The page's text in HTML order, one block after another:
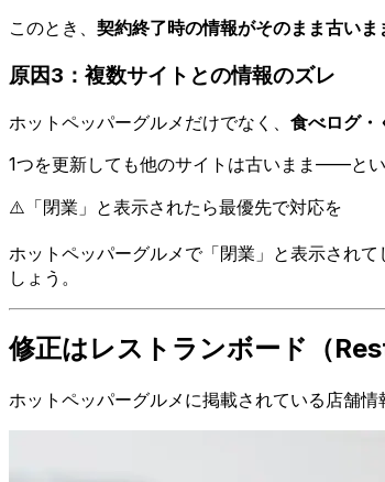
このとき、 契約終了時の情報がそのまま古いま
原因3：複数サイトとの情報のズレ
ホットペッパーグルメだけでなく、 食べログ
1つを更新しても他のサイトは古いまま——と
⚠️ 「閉業」と表示されたら最優先で対応を
ホットペッパーグルメで「閉業」と表示され
しょう。
修正はレストランボード（
ホットペッパーグルメに掲載されている店舗情